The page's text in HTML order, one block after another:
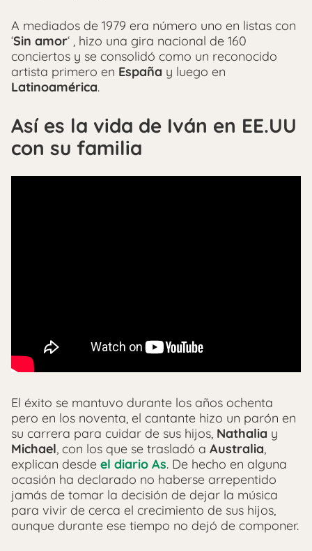
A mediados de 1979 era número uno en listas con
‘Sin amor‘ , hizo una gira nacional de 160
conciertos y se consolidó como un reconocido
artista primero en España y luego en
Latinoamérica.
Así es la vida de Iván en EE.UU
con su familia
El éxito se mantuvo durante los años ochenta
pero en los noventa, el cantante hizo un parón en
su carrera para cuidar de sus hijos, Nathalia y
Michael , con los que se trasladó a Australia
explican desde el diario As. De hecho en alguna
ocasión ha declarado no haberse arrepentido
jamás de tomar la decisión de dejar la música
para vivir de cerca el crecimiento de sus hijos,
aunque durante ese tiempo no dejó de componer.